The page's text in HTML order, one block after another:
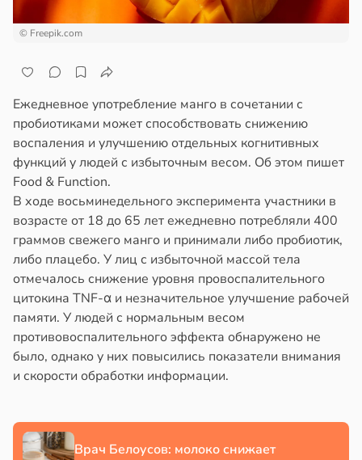
21:42
в 20:58
© Freepik.com
Ежедневное употребление манго в сочетании с
пробиотиками может способствовать снижению
воспаления и улучшению отдельных когнитивных
функций у людей с избыточным весом. Об этом пишет
Food & Function.
В ходе восьминедельного эксперимента участники в
возрасте от 18 до 65 лет ежедневно потребляли 400
граммов свежего манго и принимали либо пробиотик,
либо плацебо. У лиц с избыточной массой тела
отмечалось снижение уровня провоспалительного
цитокина TNF-α и незначительное улучшение рабочей
памяти. У людей с нормальным весом
противовоспалительного эффекта обнаружено не
было, однако у них повысились показатели внимания
и скорости обработки информации.
Врач Белоусов: молоко снижает
19:12